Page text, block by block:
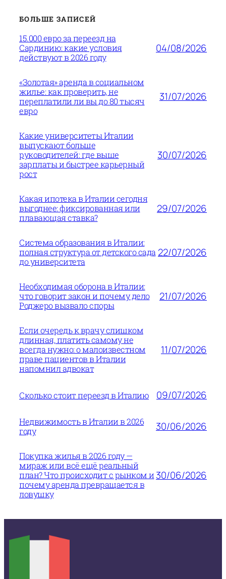
БОЛЬШЕ ЗАПИСЕЙ
15.000 евро за переезд на
Сардинию: какие условия
действуют в 2026 году
04/08/2026
«Золотая» аренда в социальном
жилье: как проверить, не
переплатили ли вы до 80 тысяч
евро
31/07/2026
Какие университеты Италии
выпускают больше
руководителей: где выше
зарплаты и быстрее карьерный
рост
30/07/2026
Какая ипотека в Италии сегодня
выгоднее: фиксированная или
плавающая ставка?
29/07/2026
Система образования в Италии:
полная структура от детского сада
до университета
22/07/2026
Необходимая оборона в Италии:
что говорит закон и почему дело
Роджеро вызвало споры
21/07/2026
Если очередь к врачу слишком
длинная, платить самому не
всегда нужно: о малоизвестном
праве пациентов в Италии
напомнил адвокат
11/07/2026
Сколько стоит переезд в Италию 09/07/2026
Недвижимость в Италии в 2026
году
30/06/2026
Покупка жилья в 2026 году —
мираж или всё ещё реальный
план? Что происходит с рынком и
почему аренда превращается в
ловушку
30/06/2026